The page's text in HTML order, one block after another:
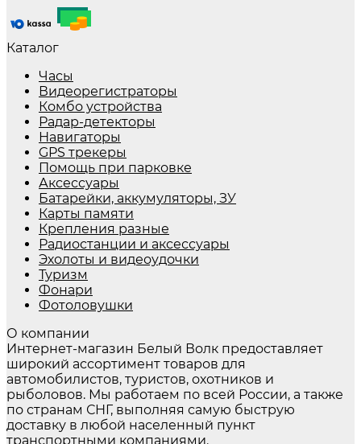
Каталог
Часы
Видеорегистраторы
Комбо устройства
Радар-детекторы
Навигаторы
GPS трекеры
Помощь при парковке
Аксессуары
Батарейки, аккумуляторы, ЗУ
Карты памяти
Крепления разные
Радиостанции и аксессуары
Эхолоты и видеоудочки
Туризм
Фонари
Фотоловушки
О компании
Интернет-магазин Белый Волк предоставляет
широкий ассортимент товаров для
автомобилистов, туристов, охотников и
рыболовов. Мы работаем по всей России, а также
по странам СНГ, выполняя самую быструю
доставку в любой населенный пункт
транспортными компаниями.